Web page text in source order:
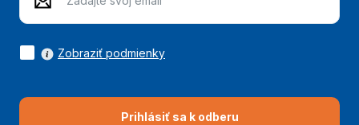
Prihlásiť sa k odberu
Zobraziť podmienky